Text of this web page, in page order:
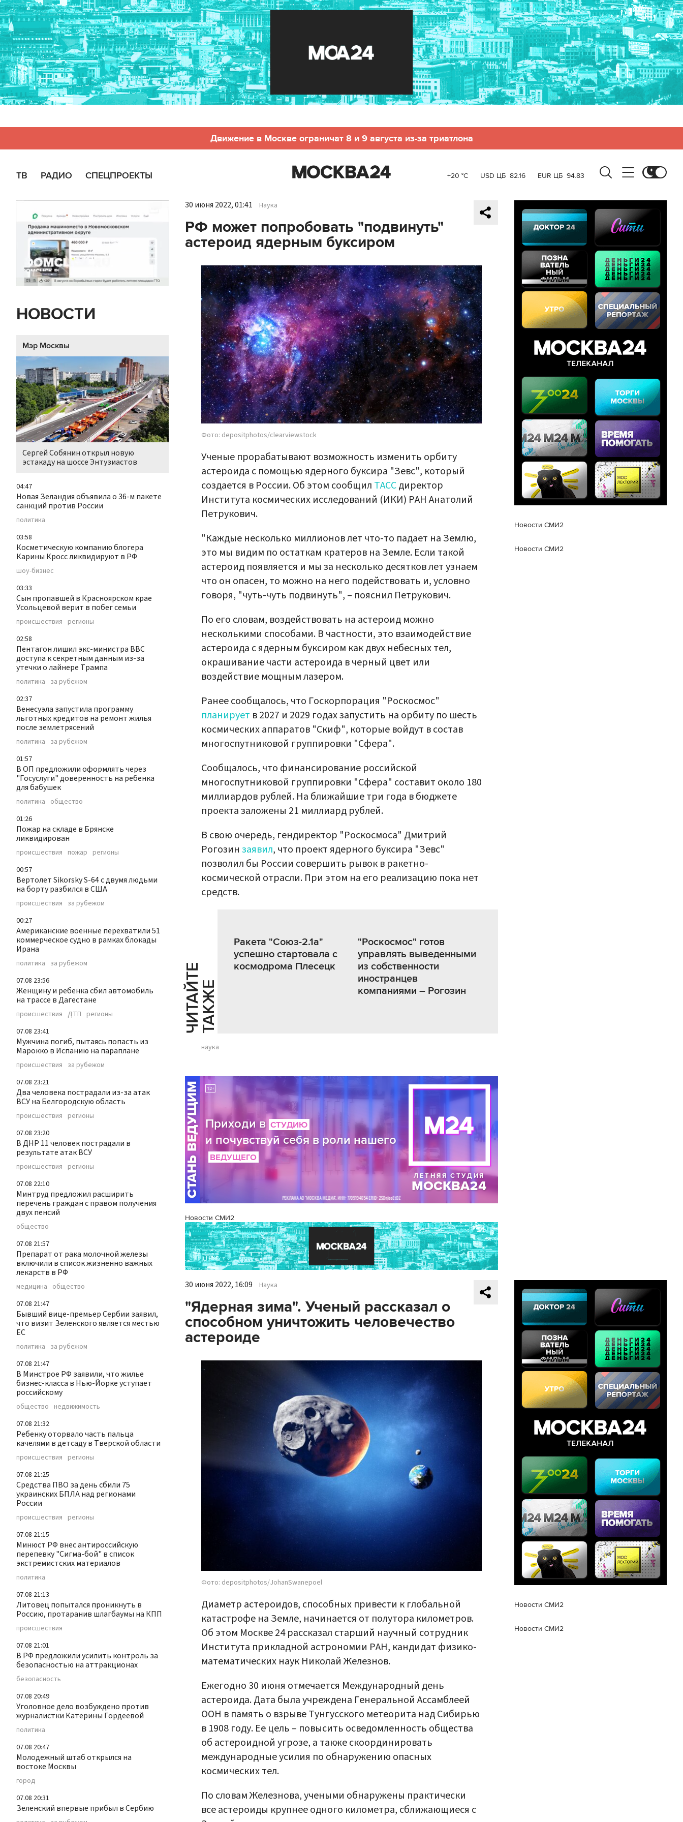
Движение в Москве ограничат 8 и 9 августа из-за триатлона
ТВ РАДИО СПЕЦПРОЕКТЫ +20 °C USD ЦБ 82.16 EUR ЦБ 94.83
НОВОСТИ
Мэр Москвы
Сергей Собянин открыл новую
эстакаду на шоссе Энтузиастов
04:47
Новая Зеландия объявила о 36-м пакете
санкций против России
политика
03:58
Косметическую компанию блогера
Карины Кросс ликвидируют в РФ
шоу-бизнес
03:33
Сын пропавшей в Красноярском крае
Усольцевой верит в побег семьи
происшествия регионы
02:58
Пентагон лишил экс-министра ВВС
доступа к секретным данным из-за
утечки о лайнере Трампа
политика за рубежом
02:37
Венесуэла запустила программу
льготных кредитов на ремонт жилья
после землетрясений
политика за рубежом
01:57
В ОП предложили оформлять через
"Госуслуги" доверенность на ребенка
для бабушек
политика общество
01:26
Пожар на складе в Брянске
ликвидирован
происшествия пожар регионы
00:57
Вертолет Sikorsky S-64 с двумя людьми
на борту разбился в США
происшествия за рубежом
00:27
Американские военные перехватили 51
коммерческое судно в рамках блокады
Ирана
политика за рубежом
07.08 23:56
Женщину и ребенка сбил автомобиль
на трассе в Дагестане
происшествия ДТП регионы
07.08 23:41
Мужчина погиб, пытаясь попасть из
Марокко в Испанию на параплане
происшествия за рубежом
07.08 23:21
Два человека пострадали из-за атак
ВСУ на Белгородскую область
происшествия регионы
07.08 23:20
В ДНР 11 человек пострадали в
результате атак ВСУ
происшествия регионы
07.08 22:10
Минтруд предложил расширить
перечень граждан с правом получения
двух пенсий
общество
07.08 21:57
Препарат от рака молочной железы
включили в список жизненно важных
лекарств в РФ
медицина общество
07.08 21:47
Бывший вице-премьер Сербии заявил,
что визит Зеленского является местью
ЕС
политика за рубежом
07.08 21:47
В Минстрое РФ заявили, что жилье
бизнес-класса в Нью-Йорке уступает
российскому
общество недвижимость
07.08 21:32
Ребенку оторвало часть пальца
качелями в детсаду в Тверской области
происшествия регионы
07.08 21:25
Средства ПВО за день сбили 75
украинских БПЛА над регионами
России
происшествия регионы
07.08 21:15
Минюст РФ внес антироссийскую
перепевку "Сигма-бой" в список
экстремистских материалов
политика
07.08 21:13
Литовец попытался проникнуть в
Россию, протаранив шлагбаумы на КПП
происшествия
07.08 21:01
В РФ предложили усилить контроль за
безопасностью на аттракционах
безопасность
07.08 20:49
Уголовное дело возбуждено против
журналистки Катерины Гордеевой
политика
07.08 20:47
Молодежный штаб открылся на
востоке Москвы
город
07.08 20:31
Зеленский впервые прибыл в Сербию
30 июня 2022, 01:41 Наука
РФ может попробовать "подвинуть"
астероид ядерным буксиром
Фото: depositphotos/clearviewstock
Ученые прорабатывают возможность изменить орбиту
астероида с помощью ядерного буксира "Зевс", который
создается в России. Об этом сообщил ТАССдиректор
Института космических исследований (ИКИ) РАН Анатолий
Петрукович.
"Каждые несколько миллионов лет что-то падает на Землю,
это мы видим по остаткам кратеров на Земле. Если такой
астероид появляется и мы за несколько десятков лет узнаем
что он опасен, то можно на него подействовать и, условно
говоря, "чуть-чуть подвинуть", – пояснил Петрукович.
По его словам, воздействовать на астероид можно
несколькими способами. В частности, это взаимодействие
астероида с ядерным буксиром как двух небесных тел,
окрашивание части астероида в черный цвет или
воздействие мощным лазером.
Ранее сообщалось, что Госкорпорация "Роскосмос"
планирует в 2027 и 2029 годах запустить на орбиту по шесть
космических аппаратов "Скиф", которые войдут в состав
многоспутниковой группировки "Сфера".
Сообщалось, что финансирование российской
многоспутниковой группировки "Сфера" составит около 180
миллиардов рублей. На ближайшие три года в бюджете
проекта заложены 21 миллиард рублей.
В свою очередь, гендиректор "Роскосмоса" Дмитрий
Рогозин заявил, что проект ядерного буксира "Зевс"
позволил бы России совершить рывок в ракетно-
космической отрасли. При этом на его реализацию пока нет
средств.
Ч
И
Т
АЙ
Т
Е
Т
А
К
ЖЕ
Ракета "Союз-2.1а"
успешно стартовала с
космодрома Плесецк
"Роскосмос" готов
управлять выведенными
из собственности
иностранцев
компаниями – Рогозин
наука
Новости СМИ2
Новости СМИ2
Новости СМИ2
30 июня 2022, 16:09 Наука
"Ядерная зима". Ученый рассказал о
способном уничтожить человечество
астероиде
Фото: depositphotos/JohanSwanepoel
Диаметр астероидов, способных привести к глобальной
катастрофе на Земле, начинается от полутора километров.
Об этом Москве 24 рассказал старший научный сотрудник
Института прикладной астрономии РАН, кандидат физико-
математических наук Николай Железнов.
Ежегодно 30 июня отмечается Международный день
астероида. Дата была учреждена Генеральной Ассамблеей
ООН в память о взрыве Тунгусского метеорита над Сибирью
в 1908 году. Ее цель – повысить осведомленность общества
об астероидной угрозе, а также скоординировать
международные усилия по обнаружению опасных
космических тел.
По словам Железнова, учеными обнаружены практически
все астероиды крупнее одного километра, сближающиеся с
Новости СМИ2
Новости СМИ2